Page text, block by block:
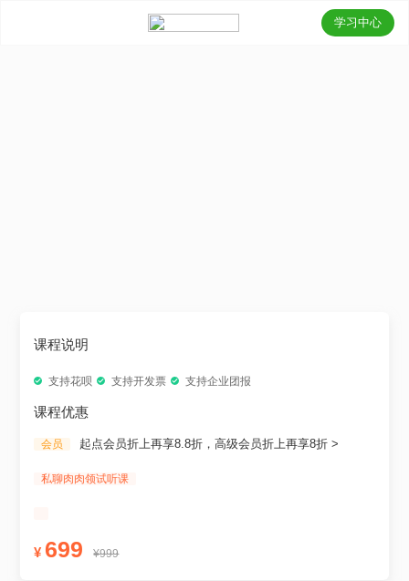
学习中心
课程说明
支持花呗 支持开发票 支持企业团报
课程优惠
¥ 699 ¥999
会员 起点会员折上再享8.8折，高级会员折上再享8折 >
私聊肉肉领试听课